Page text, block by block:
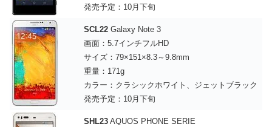
発売予定：10月下旬
SCL22 Galaxy Note 3
画面：5.7インチフルHD
サイズ：79×151×8.3～9.8mm
重量：171g
カラー：クラシックホワイト、ジェットブラック
発売予定：10月下旬
SHL23 AQUOS PHONE SERIE